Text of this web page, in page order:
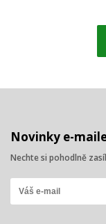
Novinky e-
Nechte si pohodlně